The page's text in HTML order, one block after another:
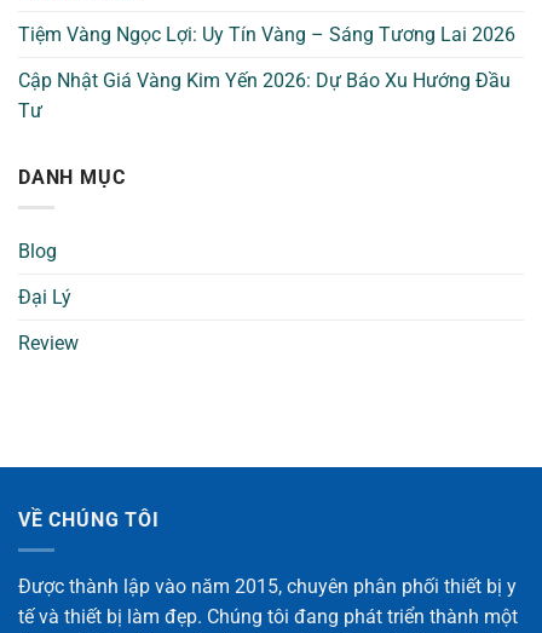
Tiệm Vàng Ngọc Lợi: Uy Tín Vàng – Sáng Tương Lai 2026
Cập Nhật Giá Vàng Kim Yến 2026: Dự Báo Xu Hướng Đầu
Tư
DANH MỤC
Blog
Đại Lý
Review
VỀ CHÚNG TÔI
Được thành lập vào năm 2015, chuyên phân phối thiết bị y
tế và thiết bị làm đẹp. Chúng tôi đang phát triển thành một